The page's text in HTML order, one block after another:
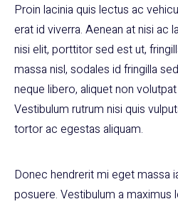
Proin lacinia quis lectus ac
erat id viverra. Aenean at nisi ac
nisi elit, porttitor sed est ut,
massa nisl, sodales id fringilla
neque libero, aliquet non
Vestibulum rutrum nisi quis
tortor ac egestas aliquam.
Donec hendrerit mi eget massa
posuere. Vestibulum a maximus